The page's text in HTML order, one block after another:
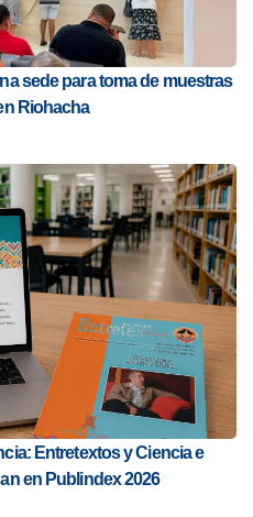
sede para toma de muestras
Riohacha
Entretextos y Ciencia e
en Publindex 2026